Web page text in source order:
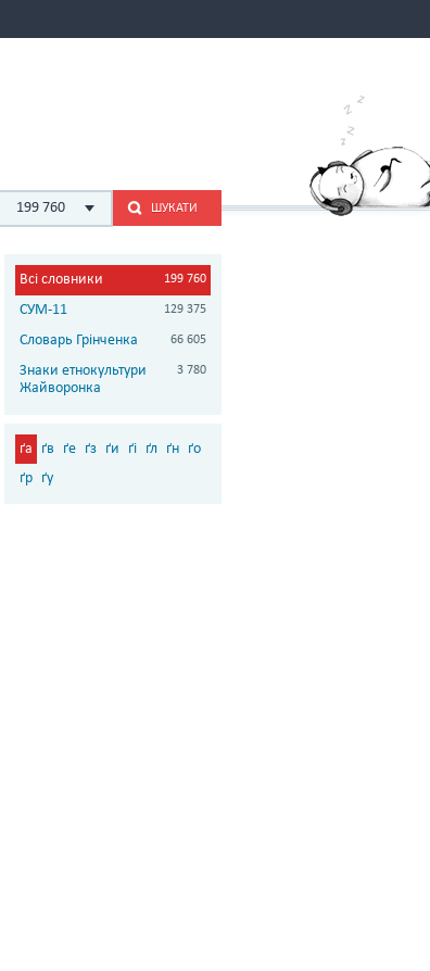
199 760 ШУКАТИ
Всі словники 199 760
СУМ-11 129 375
Словарь Грінченка 66 605
Знаки етнокультури
Жайворонка
3 780
ґа ґв ґе ґз ґи ґі ґл ґн ґо
ґр ґу